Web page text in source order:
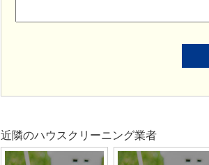
近隣のハウスクリーニング業者